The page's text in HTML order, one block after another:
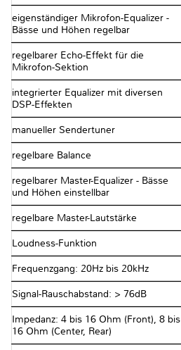
eigenständiger Mikrofon-Equalizer -
Bässe und Höhen regelbar
regelbarer Echo-Effekt für die
Mikrofon-Sektion
integrierter Equalizer mit diversen
DSP-Effekten
manueller Sendertuner
regelbare Balance
regelbarer Master-Equalizer - Bässe
und Höhen einstellbar
regelbare Master-Lautstärke
Loudness-Funktion
Frequenzgang: 20Hz bis 20kHz
Signal-Rauschabstand: > 76dB
Impedanz: 4 bis 16 Ohm (Front), 8 bis
16 Ohm (Center, Rear)